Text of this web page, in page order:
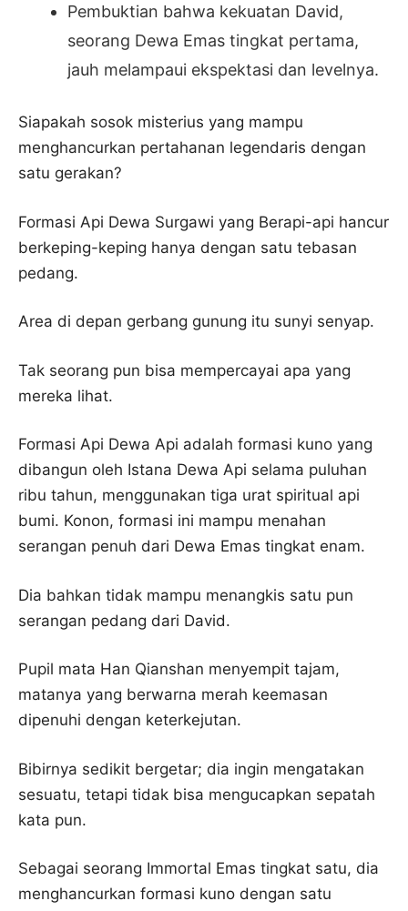
Pembuktian bahwa kekuatan David,
seorang Dewa Emas tingkat pertama,
jauh melampaui ekspektasi dan levelnya.
Siapakah sosok misterius yang mampu
menghancurkan pertahanan legendaris dengan
satu gerakan?
Formasi Api Dewa Surgawi yang Berapi-api hancur
berkeping-keping hanya dengan satu tebasan
pedang.
Area di depan gerbang gunung itu sunyi senyap.
Tak seorang pun bisa mempercayai apa yang
mereka lihat.
Formasi Api Dewa Api adalah formasi kuno yang
dibangun oleh Istana Dewa Api selama puluhan
ribu tahun, menggunakan tiga urat spiritual api
bumi. Konon, formasi ini mampu menahan
serangan penuh dari Dewa Emas tingkat enam.
Dia bahkan tidak mampu menangkis satu pun
serangan pedang dari David.
Pupil mata Han Qianshan menyempit tajam,
matanya yang berwarna merah keemasan
dipenuhi dengan keterkejutan.
Bibirnya sedikit bergetar; dia ingin mengatakan
sesuatu, tetapi tidak bisa mengucapkan sepatah
kata pun.
Sebagai seorang Immortal Emas tingkat satu, dia
menghancurkan formasi kuno dengan satu